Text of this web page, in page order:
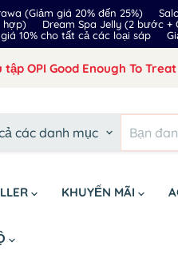
(Giảm giá 20% đến 25%)
hợp)
Dream Spa Jelly (2 bước +
10% cho tất cả các loại sáp
tập OPI Good Enough To
các danh mục
KHUYẾN MÃI